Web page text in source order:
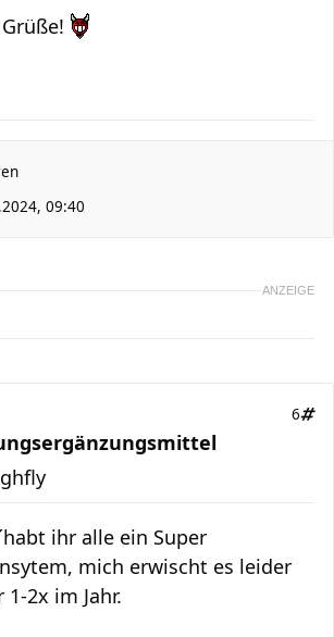
09:40
ANZEIGE
6
ihr alle ein Super
mich erwischt es leider
2x im Jahr.